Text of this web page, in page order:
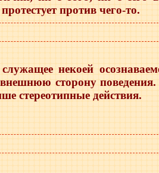
против чего-то.
некоей
сторону поведения.
стереотипные действия.